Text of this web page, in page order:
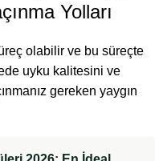
Yolları
olabilir ve bu süreçte
uyku kalitesini ve
gereken yaygın